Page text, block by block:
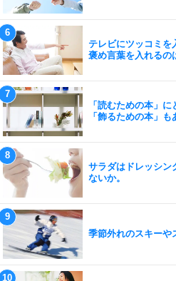
テレビにツッコミを
褒め言葉を入れるの
「読むための本」に
「飾るための本」も
サラダはドレッシン
ないか。
季節外れのスキーや